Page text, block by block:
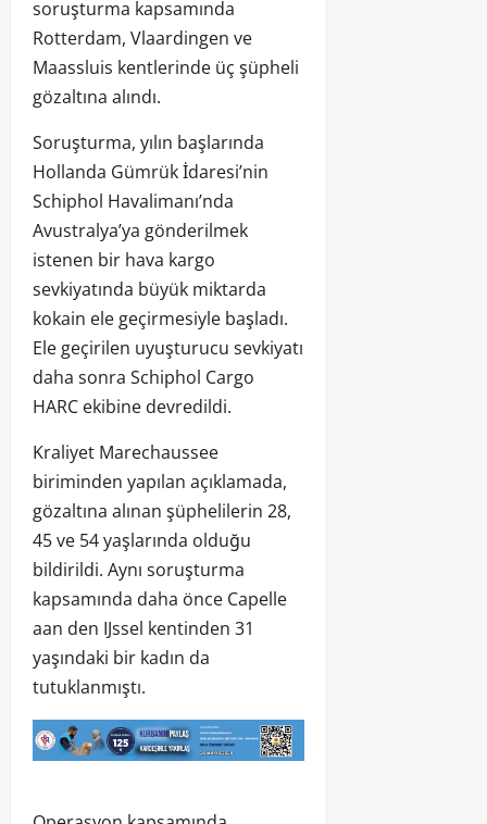
soruşturma kapsamında
Rotterdam, Vlaardingen ve
Maassluis kentlerinde üç şüpheli
gözaltına alındı.
Soruşturma, yılın başlarında
Hollanda Gümrük İdaresi’nin
Schiphol Havalimanı’nda
Avustralya’ya gönderilmek
istenen bir hava kargo
sevkiyatında büyük miktarda
kokain ele geçirmesiyle başladı.
Ele geçirilen uyuşturucu sevkiyatı
daha sonra Schiphol Cargo
HARC ekibine devredildi.
Kraliyet Marechaussee
biriminden yapılan açıklamada,
gözaltına alınan şüphelilerin 28,
45 ve 54 yaşlarında olduğu
bildirildi. Aynı soruşturma
kapsamında daha önce Capelle
aan den IJssel kentinden 31
yaşındaki bir kadın da
tutuklanmıştı.